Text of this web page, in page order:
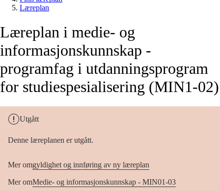
Læreplan
Læreplan i medie- og
informasjonskunnskap -
programfag i utdanningsprogram
for studiespesialisering (MIN1-02)
Utgått
Denne læreplanen er utgått.
Mer omgyldighet og innføring av ny læreplan
Mer omMedie- og informasjonskunnskap - MIN01-03